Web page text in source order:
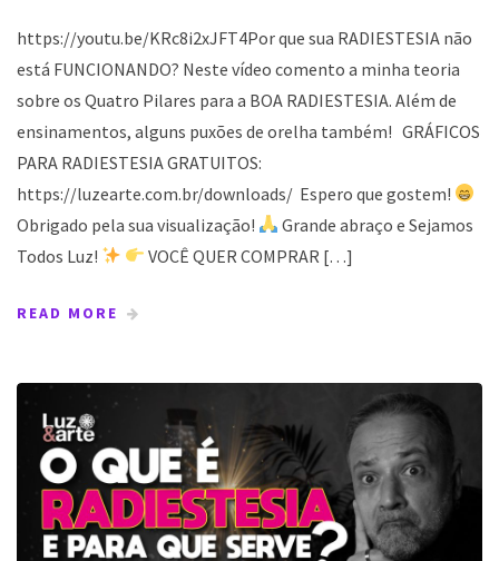
https://youtu.be/KRc8i2xJFT4Por que sua RADIESTESIA não
está FUNCIONANDO? Neste vídeo comento a minha teoria
sobre os Quatro Pilares para a BOA RADIESTESIA. Além de
ensinamentos, alguns puxões de orelha também! GRÁFICOS
PARA RADIESTESIA GRATUITOS:
https://luzearte.com.br/downloads/ Espero que gostem!
Obrigado pela sua visualização!
Grande abraço e Sejamos
Todos Luz!
VOCÊ QUER COMPRAR […]
READ MORE